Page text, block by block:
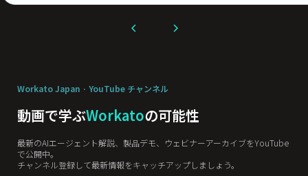
Workato Japan · YouTube チャンネル
動画で学ぶWorkatoの可能性
最新のAIエージェント解説、製品デモ、ウェビナーアーカイブをYouTube
で公開中。
チャンネル登録して最新情報をキャッチアップしましょう。